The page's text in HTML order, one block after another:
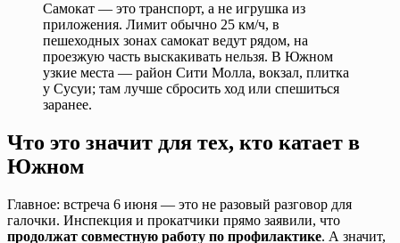
Самокат — это транспорт, а не игрушка из
приложения. Лимит обычно 25 км/ч, в
пешеходных зонах самокат ведут рядом, на
проезжую часть выскакивать нельзя. В Южном
узкие места — район Сити Молла, вокзал, плитка
у Сусуи; там лучше сбросить ход или спешиться
заранее.
Что это значит для тех, кто катает в
Южном
Главное: встреча 6 июня — это не разовый разговор для
галочки. Инспекция и прокатчики прямо заявили, что
продолжат совместную работу по профилактике. А значит,